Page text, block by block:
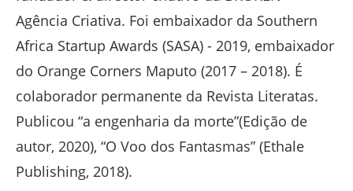
Agência Criativa. Foi embaixador da Southern
Africa Startup Awards (SASA) - 2019, embaixador
do Orange Corners Maputo (2017 – 2018). É
colaborador permanente da Revista Literatas.
Publicou “a engenharia da morte”(Edição de
autor, 2020), “O Voo dos Fantasmas” (Ethale
Publishing, 2018).